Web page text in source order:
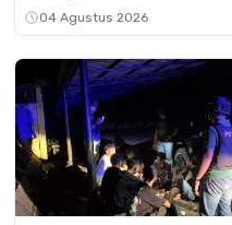
04 Agustus 2026